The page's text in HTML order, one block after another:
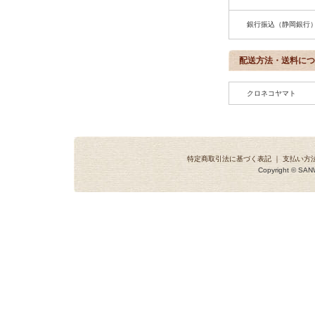
銀行振込（静岡銀行
配送方法・送料に
クロネコヤマト
特定商取引法に基づく表記 ｜ 支払い方
Copyright ©